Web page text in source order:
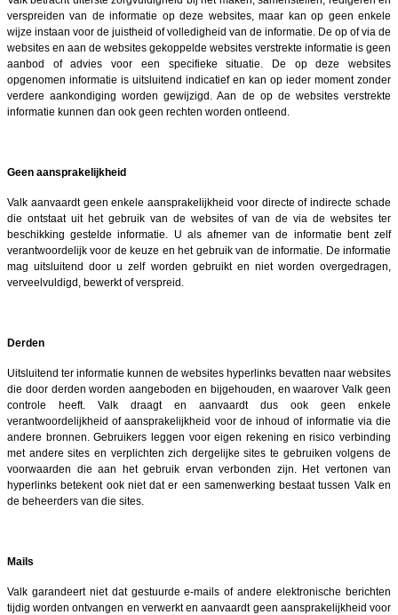
verspreiden van de informatie op deze websites, maar kan op geen enkele
wijze instaan voor de juistheid of volledigheid van de informatie. De op of via de
websites en aan de websites gekoppelde websites verstrekte informatie is geen
aanbod of advies voor een specifieke situatie. De op deze websites
opgenomen informatie is uitsluitend indicatief en kan op ieder moment zonder
verdere aankondiging worden gewijzigd. Aan de op de websites verstrekte
informatie kunnen dan ook geen rechten worden ontleend.
Geen aansprakelijkheid
Valk aanvaardt geen enkele aansprakelijkheid voor directe of indirecte schade
die ontstaat uit het gebruik van de websites of van de via de websites ter
beschikking gestelde informatie. U als afnemer van de informatie bent zelf
verantwoordelijk voor de keuze en het gebruik van de informatie. De informatie
mag uitsluitend door u zelf worden gebruikt en niet worden overgedragen,
verveelvuldigd, bewerkt of verspreid.
Derden
Uitsluitend ter informatie kunnen de websites hyperlinks bevatten naar websites
die door derden worden aangeboden en bijgehouden, en waarover Valk geen
controle heeft. Valk draagt en aanvaardt dus ook geen enkele
verantwoordelijkheid of aansprakelijkheid voor de inhoud of informatie via die
andere bronnen. Gebruikers leggen voor eigen rekening en risico verbinding
met andere sites en verplichten zich dergelijke sites te gebruiken volgens de
voorwaarden die aan het gebruik ervan verbonden zijn. Het vertonen van
hyperlinks betekent ook niet dat er een samenwerking bestaat tussen Valk en
de beheerders van die sites.
Mails
Valk garandeert niet dat gestuurde e-mails of andere elektronische berichten
tijdig worden ontvangen en verwerkt en aanvaardt geen aansprakelijkheid voor